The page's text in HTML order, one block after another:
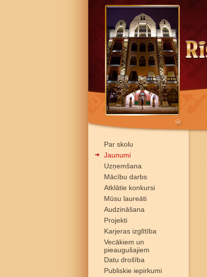
Par skolu
Jaunumi
Uzņemšana
Mācību darbs
Atklātie konkursi
Mūsu laureāti
Audzināšana
Projekti
Karjeras izglītība
Vecākiem un
pieaugušajiem
Datu drošība
Publiskie iepirkumi